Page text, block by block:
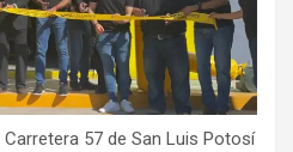
57 de San Luis Potosí